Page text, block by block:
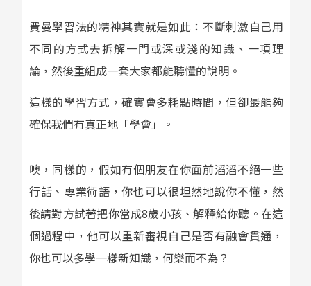
費曼學習法的精神其實就是如此：不斷刺激自己用
不同的方式去拆解一門或深或淺的知識、一項理
論，然後重組成一套大家都能聽懂的說明。
這樣的學習方式，確實會多耗點時間，但卻最能夠
確保我們有真正地「學會」。
噢，同樣的，假如有個朋友在你面前滔滔不絕一些
行話、專業術語，你也可以很坦然地說你不懂，然
後請對方試著把你當成8歲小孩、解釋給你聽。在這
個過程中，他可以重新審視自己是否有融會貫通，
你也可以多學一樣新知識，何樂而不為？